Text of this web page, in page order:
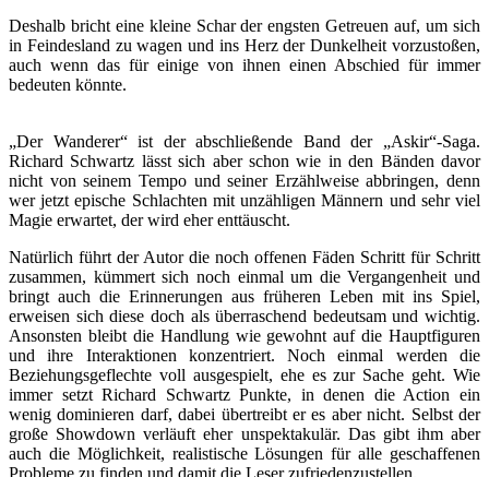
Deshalb bricht eine kleine Schar der engsten Getreuen auf, um sich
in Feindesland zu wagen und ins Herz der Dunkelheit vorzustoßen,
auch wenn das für einige von ihnen einen Abschied für immer
bedeuten könnte.
„Der Wanderer“ ist der abschließende Band der „Askir“-Saga.
Richard Schwartz lässt sich aber schon wie in den Bänden davor
nicht von seinem Tempo und seiner Erzählweise abbringen, denn
wer jetzt epische Schlachten mit unzähligen Männern und sehr viel
Magie erwartet, der wird eher enttäuscht.
Natürlich führt der Autor die noch offenen Fäden Schritt für Schritt
zusammen, kümmert sich noch einmal um die Vergangenheit und
bringt auch die Erinnerungen aus früheren Leben mit ins Spiel,
erweisen sich diese doch als überraschend bedeutsam und wichtig.
Ansonsten bleibt die Handlung wie gewohnt auf die Hauptfiguren
und ihre Interaktionen konzentriert. Noch einmal werden die
Beziehungsgeflechte voll ausgespielt, ehe es zur Sache geht. Wie
immer setzt Richard Schwartz Punkte, in denen die Action ein
wenig dominieren darf, dabei übertreibt er es aber nicht. Selbst der
große Showdown verläuft eher unspektakulär. Das gibt ihm aber
auch die Möglichkeit, realistische Lösungen für alle geschaffenen
Probleme zu finden und damit die Leser zufriedenzustellen.